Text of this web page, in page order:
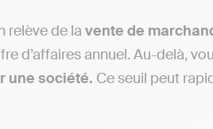
relève de la vente de
d’affaires annuel. Au-delà,
une société. Ce seuil peut